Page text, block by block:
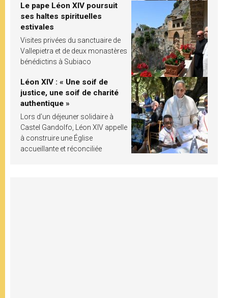
Le pape Léon XIV poursuit
ses haltes spirituelles
estivales
Visites privées du sanctuaire de
Vallepietra et de deux monastères
bénédictins à Subiaco
Léon XIV : « Une soif de
justice, une soif de charité
authentique »
Lors d’un déjeuner solidaire à
Castel Gandolfo, Léon XIV appelle
à construire une Église
accueillante et réconciliée